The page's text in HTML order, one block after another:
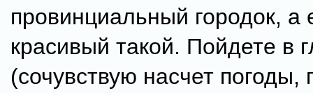
провинциальный городок, а
красивый такой. Пойдете в
(сочувствую насчет погоды,